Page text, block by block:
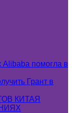
Alibaba помогла в
Грант в
КИТАЯ